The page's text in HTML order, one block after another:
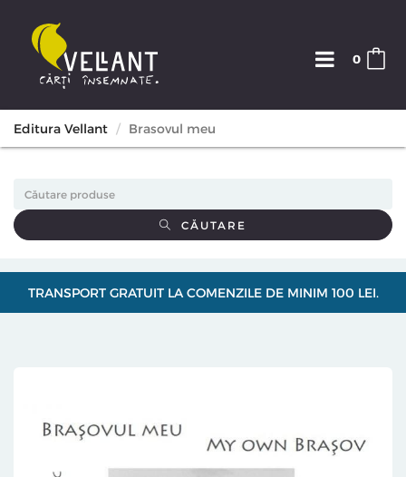
0
Editura Vellant Brasovul meu
CĂUTARE
TRANSPORT GRATUIT LA COMENZILE DE MINIM 100 LEI.